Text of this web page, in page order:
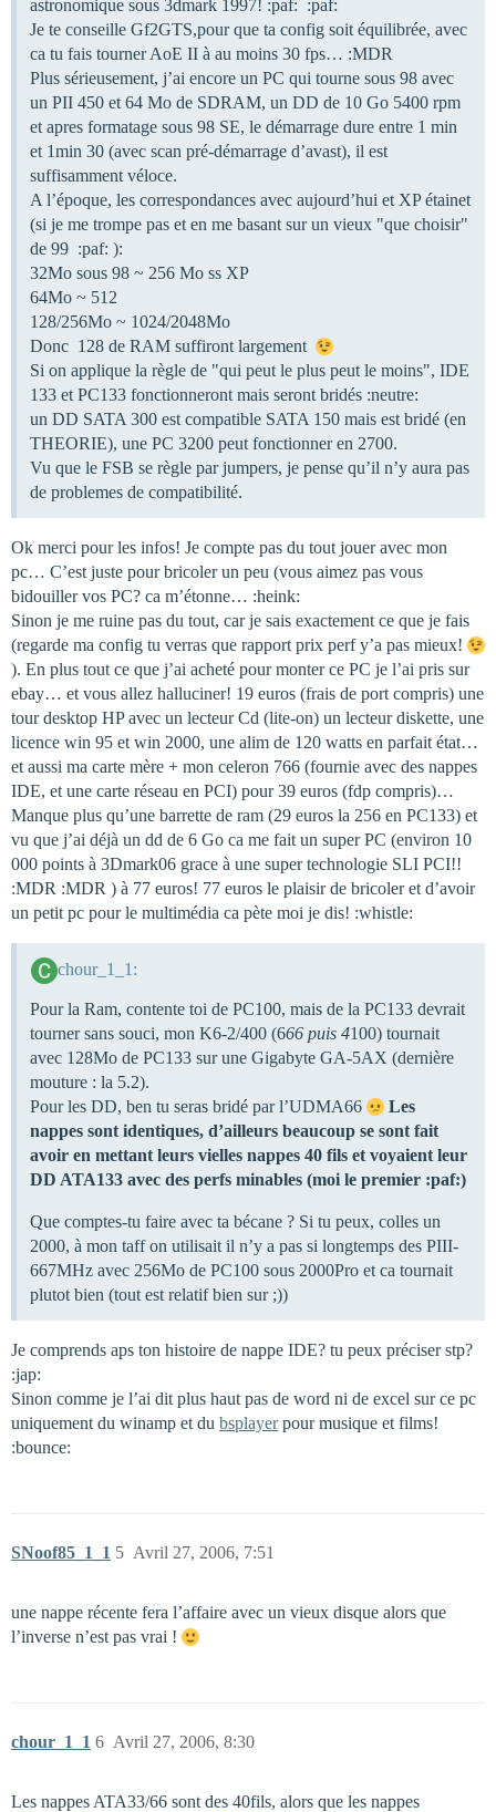
astronomique sous 3dmark 1997! :paf: :paf:
Je te conseille Gf2GTS,pour que ta config soit équilibrée, avec
ca tu fais tourner AoE II à au moins 30 fps… :MDR
Plus sérieusement, j’ai encore un PC qui tourne sous 98 avec
un PII 450 et 64 Mo de SDRAM, un DD de 10 Go 5400 rpm
et apres formatage sous 98 SE, le démarrage dure entre 1 min
et 1min 30 (avec scan pré-démarrage d’avast), il est
suffisamment véloce.
A l’époque, les correspondances avec aujourd’hui et XP étainet
(si je me trompe pas et en me basant sur un vieux "que choisir"
de 99 :paf: ):
32Mo sous 98 ~ 256 Mo ss XP
64Mo ~ 512
128/256Mo ~ 1024/2048Mo
Donc 128 de RAM suffiront largement
Si on applique la règle de "qui peut le plus peut le moins", IDE
133 et PC133 fonctionneront mais seront bridés :neutre:
un DD SATA 300 est compatible SATA 150 mais est bridé (en
THEORIE), une PC 3200 peut fonctionner en 2700.
Vu que le FSB se règle par jumpers, je pense qu’il n’y aura pas
de problemes de compatibilité.
Ok merci pour les infos! Je compte pas du tout jouer avec mon
pc… C’est juste pour bricoler un peu (vous aimez pas vous
bidouiller vos PC? ca m’étonne… :heink:
Sinon je me ruine pas du tout, car je sais exactement ce que je fais
(regarde ma config tu verras que rapport prix perf y’a pas mieux!
). En plus tout ce que j’ai acheté pour monter ce PC je l’ai pris sur
ebay… et vous allez halluciner! 19 euros (frais de port compris) une
tour desktop HP avec un lecteur Cd (lite-on) un lecteur diskette, une
licence win 95 et win 2000, une alim de 120 watts en parfait état…
et aussi ma carte mère + mon celeron 766 (fournie avec des nappes
IDE, et une carte réseau en PCI) pour 39 euros (fdp compris)…
Manque plus qu’une barrette de ram (29 euros la 256 en PC133) et
vu que j’ai déjà un dd de 6 Go ca me fait un super PC (environ 10
000 points à 3Dmark06 grace à une super technologie SLI PCI!!
:MDR :MDR ) à 77 euros! 77 euros le plaisir de bricoler et d’avoir
un petit pc pour le multimédia ca pète moi je dis! :whistle:
chour_1_1:
Pour la Ram, contente toi de PC100, mais de la PC133 devrait
tourner sans souci, mon K6-2/400 (666 puis 4100) tournait
avec 128Mo de PC133 sur une Gigabyte GA-5AX (dernière
mouture : la 5.2).
Pour les DD, ben tu seras bridé par l’UDMA66
Les
nappes sont identiques, d’ailleurs beaucoup se sont fait
avoir en mettant leurs vielles nappes 40 fils et voyaient leur
DD ATA133 avec des perfs minables (moi le premier :paf:)
Que comptes-tu faire avec ta bécane ? Si tu peux, colles un
2000, à mon taff on utilisait il n’y a pas si longtemps des PIII-
667MHz avec 256Mo de PC100 sous 2000Pro et ca tournait
plutot bien (tout est relatif bien sur ;))
Je comprends aps ton histoire de nappe IDE? tu peux préciser stp?
:jap:
Sinon comme je l’ai dit plus haut pas de word ni de excel sur ce pc
uniquement du winamp et du bsplayerpour musique et films!
:bounce:
SNoof85_1_1 Avril 27, 2006, 7:51
5
une nappe récente fera l’affaire avec un vieux disque alors que
l’inverse n’est pas vrai !
chour_1_1 Avril 27, 2006, 8:30
6
Les nappes ATA33/66 sont des 40fils, alors que les nappes